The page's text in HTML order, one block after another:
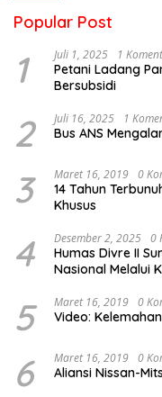
Popular Post
1 Juli 1, 2025 1
Petani Ladang
Bersubsidi
2 Juli 16, 2025 1
Bus ANS
3 Maret 16, 2019 0
14 Tahun
Khusus
4 Desember 2, 2025 0
Humas Divre II
Nasional Melalui
5 Maret 16, 2019 0
Video:
6 Maret 16, 2019 0
Aliansi Nissan-